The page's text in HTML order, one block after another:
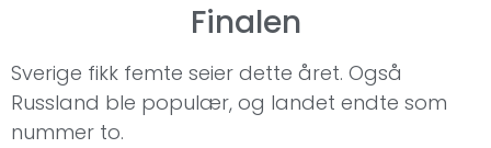
Finalen
Sverige fikk femte seier dette året. Også
Russland ble populær, og landet endte som
nummer to.